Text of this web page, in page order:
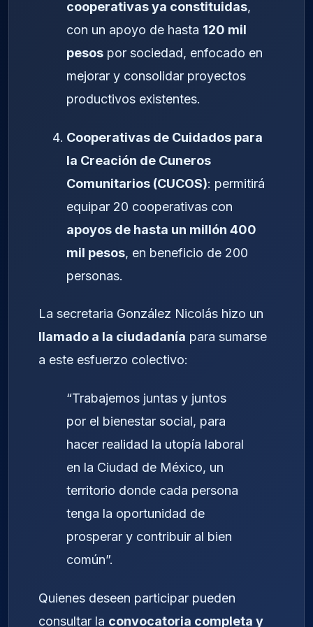
cooperativas ya constituidas,
con un apoyo de hasta 120 mil
pesos por sociedad, enfocado en
mejorar y consolidar proyectos
productivos existentes.
Cooperativas de Cuidados para
la Creación de Cuneros
Comunitarios (CUCOS): permitirá
equipar 20 cooperativas con
apoyos de hasta un millón 400
mil pesos, en beneficio de 200
personas.
La secretaria González Nicolás hizo un
llamado a la ciudadanía para sumarse
a este esfuerzo colectivo:
“Trabajemos juntas y juntos
por el bienestar social, para
hacer realidad la utopía laboral
en la Ciudad de México, un
territorio donde cada persona
tenga la oportunidad de
prosperar y contribuir al bien
común”.
Quienes deseen participar pueden
consultar la convocatoria completa y